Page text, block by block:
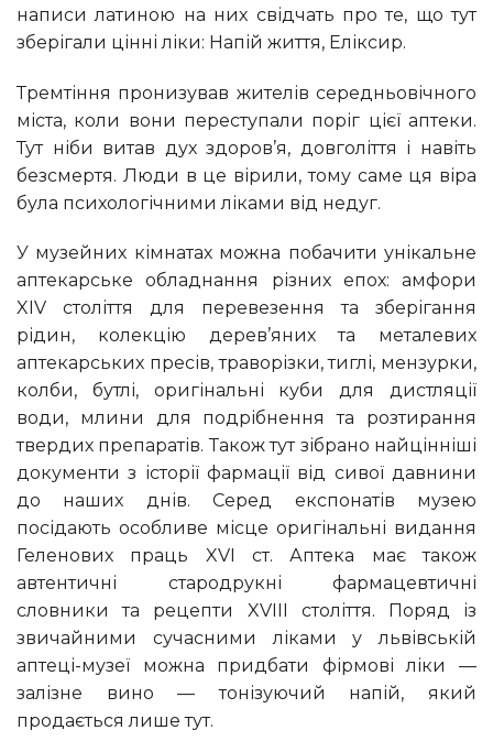
написи латиною на них свідчать про те, що тут
зберігали цінні ліки: Напій життя, Еліксир.
Тремтіння пронизував жителів середньовічного
міста, коли вони переступали поріг цієї аптеки.
Тут ніби витав дух здоров’я, довголіття і навіть
безсмертя. Люди в це вірили, тому саме ця віра
була психологічними ліками від недуг.
У музейних кімнатах можна побачити унікальне
аптекарське обладнання різних епох: амфори
XIV століття для перевезення та зберігання
рідин, колекцію дерев’яних та металевих
аптекарських пресів, траворізки, тиглі, мензурки,
колби, бутлі, оригінальні куби для дистляції
води, млини для подрібнення та розтирання
твердих препаратів. Також тут зібрано найцінніші
документи з історії фармації від сивої давнини
до наших днів. Серед експонатів музею
посідають особливе місце оригінальні видання
Геленових праць XVI ст. Аптека має також
автентичні стародрукні фармацевтичні
словники та рецепти XVIII століття. Поряд із
звичайними сучасними ліками у львівській
аптеці-музеї можна придбати фірмові ліки —
залізне вино — тонізуючий напій, який
продається лише тут.